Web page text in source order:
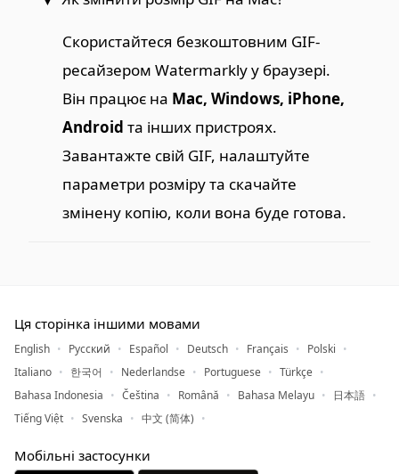
Скористайтеся безкоштовним GIF-
ресайзером Watermarkly у браузері.
Він працює на Mac, Windows, iPhone,
Android та інших пристроях.
Завантажте свій GIF, налаштуйте
параметри розміру та скачайте
змінену копію, коли вона буде готова.
Ця сторінка іншими мовами
English Русский Español Deutsch Français
Polski
Italiano
한국어 Nederlandse Portuguese
Türkçe
Bahasa Indonesia
Čeština Română Bahasa Melayu
日本語
Tiếng Việt
Svenska 中文 (简体)
Мобільні застосунки